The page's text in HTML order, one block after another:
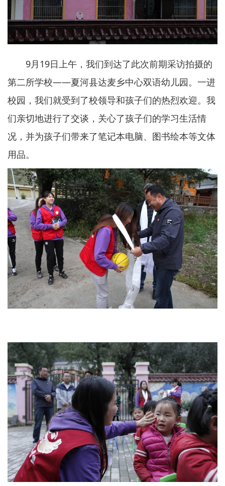
9月19日上午，我们到达了此次前期采访拍摄的
第二所学校——夏河县达麦乡中心双语幼儿园。一进
校园，我们就受到了校领导和孩子们的热烈欢迎。我
们亲切地进行了交谈，关心了孩子们的学习生活情
况，并为孩子们带来了笔记本电脑、图书绘本等文体
用品。